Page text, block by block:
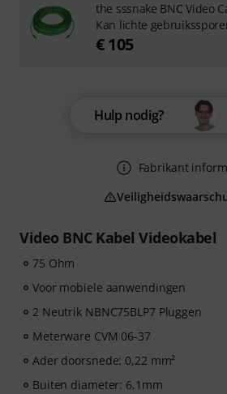
Video BNC Kabel Videokabel
75 Ohm
Voor mobiele aanwendingen
2 Neutrik NBNC75BLP7 Pluggen
Meterware CVM 06-37
Ader doorsnede: 0,22 mm²
Buiten diameter: 6,1mm
Hulp nodig?
Fabrikant
the sssnake BNC Video
Kan lichte
€ 105